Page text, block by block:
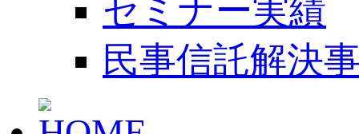
セミナー実績
民事信託解決